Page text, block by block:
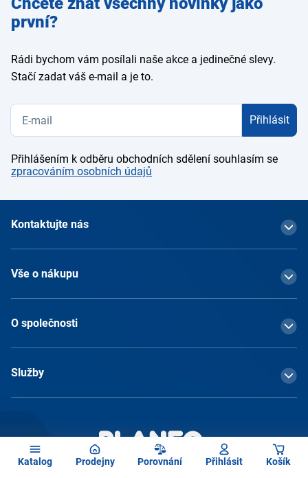
Katalog Prodejny Porovnání Přihlásit Košík
e-mail
první?
Rádi bychom vám posílali naše akce a jedinečné slevy.
Stačí zadat váš e-mail a je to.
Přihlásit
Přihlášením k odběru obchodních sdělení souhlasím se
zpracováním osobních údajů
Kontaktujte nás
Vše o nákupu
O společnosti
Služby